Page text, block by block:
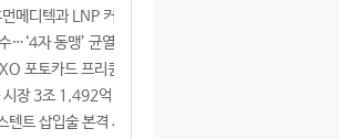
메디텍과 LNP 커큐민 공동연구
…‘4자 동맹’ 균열 현실화
포토카드 프리퀀시 이벤트
장 3조 1,492억 원
트 삽입술 본격 시행